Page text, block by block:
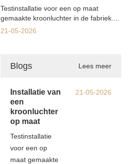
Testinstallatie voor een op maat
gemaakte kroonluchter in de fabriek....
21-05-2026
Blogs Lees meer
Installatie van
een
kroonluchter
op maat
Testinstallatie
voor een op
maat gemaakte
21-05-2026